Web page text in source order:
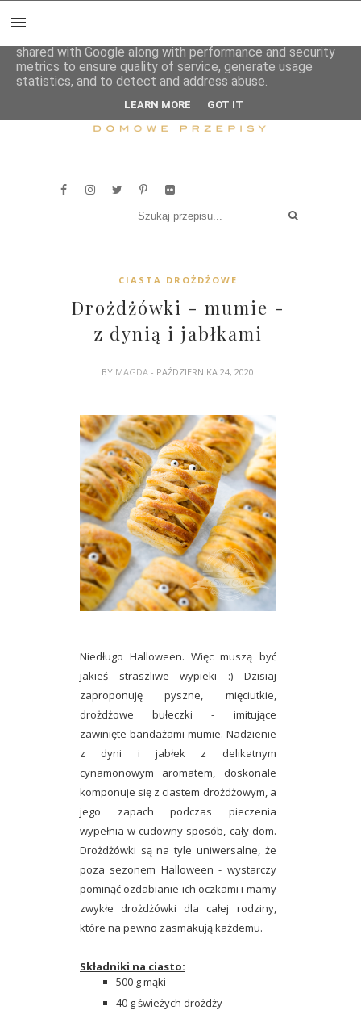
CIASTA DROŻDŻOWE
Drożdżówki - mumie -
z dynią i jabłkami
BY MAGDA- PAŹDZIERNIKA 24, 2020
Niedługo Halloween. Więc muszą być
jakieś straszliwe wypieki :) Dzisiaj
zaproponuję pyszne, mięciutkie,
drożdżowe bułeczki - imitujące
zawinięte bandażami mumie. Nadzienie
z dyni i jabłek z delikatnym
cynamonowym aromatem, doskonale
komponuje się z ciastem drożdżowym, a
jego zapach podczas pieczenia
wypełnia w cudowny sposób, cały dom.
Drożdżówki są na tyle uniwersalne, że
poza sezonem Halloween - wystarczy
pominąć ozdabianie ich oczkami i mamy
zwykłe drożdżówki dla całej rodziny,
które na pewno zasmakują każdemu.
Składniki na ciasto:
500 g mąki
40 g świeżych drożdży
This site uses cookies from Google to deliver its services
shared with Google along with performance and security
metrics to ensure quality of service, generate usage
statistics, and to detect and address abuse.
LEARN MORE GOT IT